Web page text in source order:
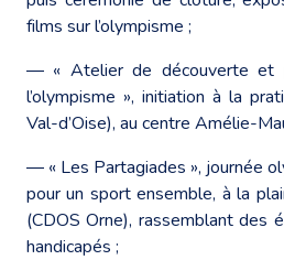
films sur l’olympisme ;
― « Atelier de découverte et
l’olympisme », initiation à la
Val-d’Oise), au centre Amélie-
― « Les Partagiades », journée
pour un sport ensemble, à la
(CDOS Orne), rassemblant des
handicapés ;